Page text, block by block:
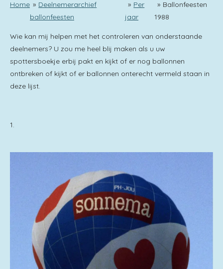
Home » Deelnemerarchief
ballonfeesten
» Per
jaar
» Ballonfeesten
1988
Wie kan mij helpen met het controleren van onderstaande
deelnemers? U zou me heel blij maken als u uw
spottersboekje erbij pakt en kijkt of er nog ballonnen
ontbreken of kijkt of er ballonnen onterecht vermeld staan in
deze lijst.
1.